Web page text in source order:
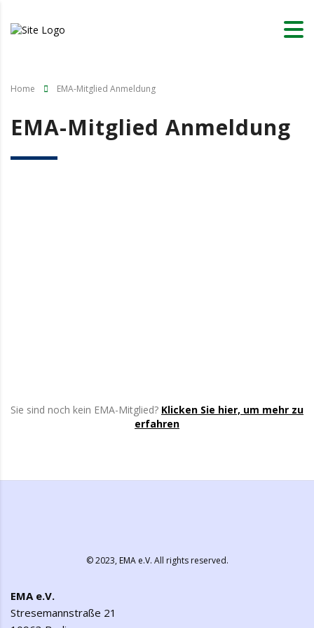
Home EMA-Mitglied Anmeldung
EMA-Mitglied Anmeldung
Sie sind noch kein EMA-Mitglied? Klicken Sie hier, um mehr zu
erfahren
© 2023,EMA e.V. All rights reserved.
EMA e.V.
Stresemannstraße 21